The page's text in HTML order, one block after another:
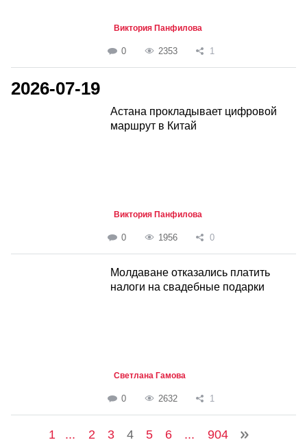
Виктория Панфилова
0 2353 1
2026-07-19
Астана прокладывает цифровой
маршрут в Китай
Виктория Панфилова
0 1956 0
Молдаване отказались платить
налоги на свадебные подарки
Светлана Гамова
0 2632 1
1 ... 2 3 4 5 6 ... 904